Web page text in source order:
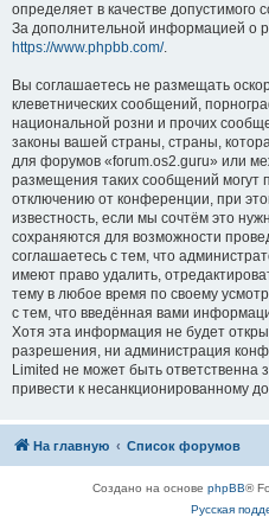
определяет в качестве допустимого
За дополнительной информацией о
https://www.phpbb.com/.
Вы соглашаетесь не размещать
клеветнических сообщений,
национальной розни и прочих
законы вашей страны, страны,
для форумов «forum.os2.guru» или
размещения таких сообщений могут
отключению от конференции, при
известность, если мы сочтём это
сохраняются для возможности
соглашаетесь с тем, что
имеют право удалить,
тему в любое время по своему
с тем, что введённая вами
Хотя эта информация не будет
разрешения, ни администрация
Limited не может быть ответственна
привести к несанкционированному
На главную Список форумов
Создано на основе phpBB®
Русская